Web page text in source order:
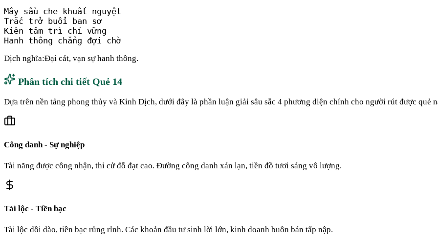
Mây sầu che khuất nguyệt
Trắc trở buổi ban sơ
Kiên tâm trì chí vững
Hanh thông chẳng đợi chờ
Dịch nghĩa:Đại cát, vạn sự hanh thông.
Phân tích chi tiết Quẻ 14
Dựa trên nền tảng phong thủy và Kinh Dịch, dưới đây là phần luận giải sâu sắc 4 phương diện chính cho người rút được quẻ
Công danh - Sự nghiệp
Tài năng được công nhận, thi cử đỗ đạt cao. Đường công danh xán lạn, tiền đồ tươi sáng vô lượng.
Tài lộc - Tiền bạc
Tài lộc dồi dào, tiền bạc rủng rỉnh. Các khoản đầu tư sinh lời lớn, kinh doanh buôn bán tấp nập.